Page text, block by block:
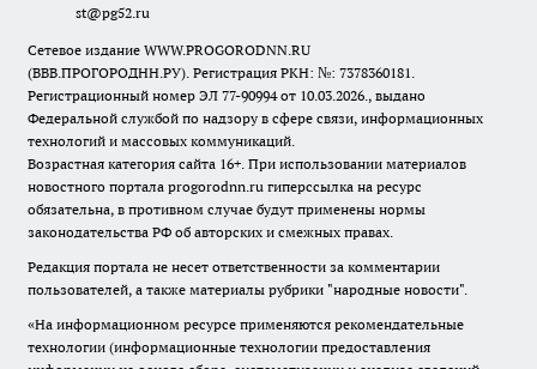
st@pg52.ru
Сетевое издание WWW.PROGORODNN.RU
(ВВВ.ПРОГОРОДНН.РУ). Регистрация РКН: №: 7378360181.
Регистрационный номер ЭЛ 77-90994 от 10.03.2026., выдано
Федеральной службой по надзору в сфере связи, информационных
технологий и массовых коммуникаций.
Возрастная категория сайта 16+. При использовании материалов
новостного портала progorodnn.ru гиперссылка на ресурс
обязательна, в противном случае будут применены нормы
законодательства РФ об авторских и смежных правах.
Редакция портала не несет ответственности за комментарии
пользователей, а также материалы рубрики "народные новости".
«На информационном ресурсе применяются рекомендательные
технологии (информационные технологии предоставления